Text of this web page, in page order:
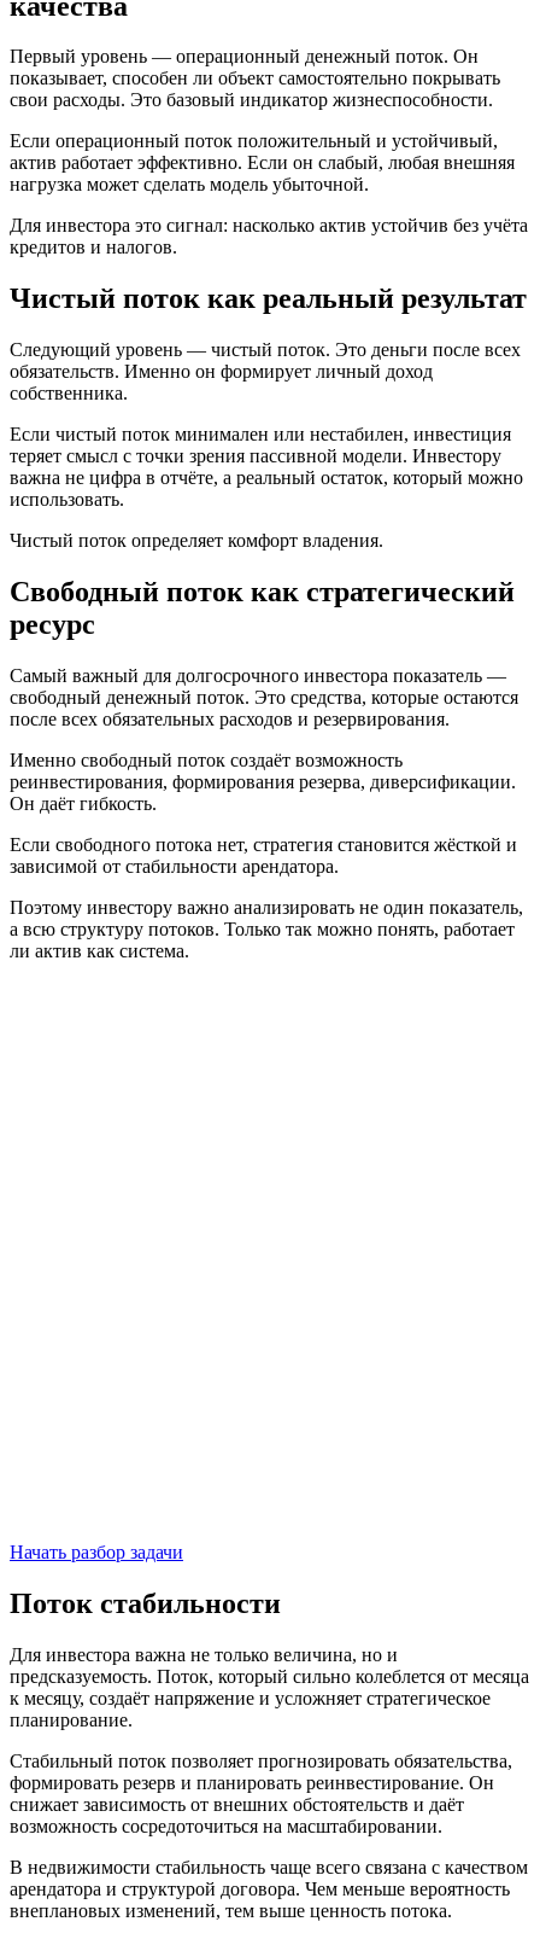
Первый уровень — операционный денежный поток. Он
показывает, способен ли объект самостоятельно покрывать
свои расходы. Это базовый индикатор жизнеспособности.
Если операционный поток положительный и устойчивый,
актив работает эффективно. Если он слабый, любая внешняя
нагрузка может сделать модель убыточной.
Для инвестора это сигнал: насколько актив устойчив без учёта
кредитов и налогов.
Чистый поток как реальный результат
Следующий уровень — чистый поток. Это деньги после всех
обязательств. Именно он формирует личный доход
собственника.
Если чистый поток минимален или нестабилен, инвестиция
теряет смысл с точки зрения пассивной модели. Инвестору
важна не цифра в отчёте, а реальный остаток, который можно
использовать.
Чистый поток определяет комфорт владения.
Свободный поток как стратегический
ресурс
Самый важный для долгосрочного инвестора показатель —
свободный денежный поток. Это средства, которые остаются
после всех обязательных расходов и резервирования.
Именно свободный поток создаёт возможность
реинвестирования, формирования резерва, диверсификации.
Он даёт гибкость.
Если свободного потока нет, стратегия становится жёсткой и
зависимой от стабильности арендатора.
Поэтому инвестору важно анализировать не один показатель,
а всю структуру потоков. Только так можно понять, работает
ли актив как система.
Начать разбор задачи
Поток стабильности
Для инвестора важна не только величина, но и
предсказуемость. Поток, который сильно колеблется от месяца
к месяцу, создаёт напряжение и усложняет стратегическое
планирование.
Стабильный поток позволяет прогнозировать обязательства,
формировать резерв и планировать реинвестирование. Он
снижает зависимость от внешних обстоятельств и даёт
возможность сосредоточиться на масштабировании.
В недвижимости стабильность чаще всего связана с качеством
арендатора и структурой договора. Чем меньше вероятность
внеплановых изменений, тем выше ценность потока.